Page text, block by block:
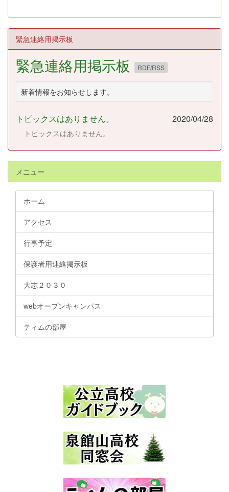
緊急連絡用掲示板
緊急連絡用掲示板 RDF/RSS
新着情報をお知らせします。
トピックスはありません。 2020/04/28
トピックスはありません。
メニュー
ホーム
アクセス
行事予定
保護者用連絡掲示板
大志２０３０
webオープンキャンパス
ティムの部屋